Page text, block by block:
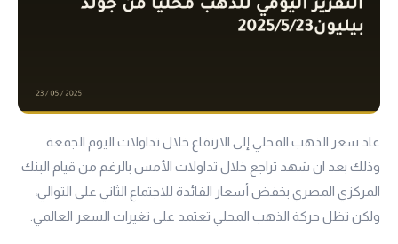
عاد سعر الذهب المحلي إلى الارتفاع خلال تداولات اليوم الجمعة
وذلك بعد ان شهد تراجع خلال تداولات الأمس بالرغم من قيام البنك
المركزي المصري بخفض أسعار الفائدة للاجتماع الثاني على التوالي،
ولكن تظل حركة الذهب المحلي تعتمد على تغيرات السعر العالمي.